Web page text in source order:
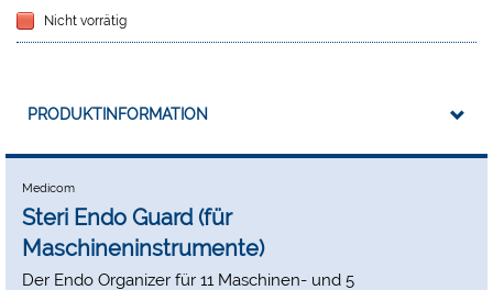
Nicht vorrätig
PRODUKTINFORMATION
Medicom
Steri Endo Guard (für
Maschineninstrumente)
Der Endo Organizer für 11 Maschinen- und 5